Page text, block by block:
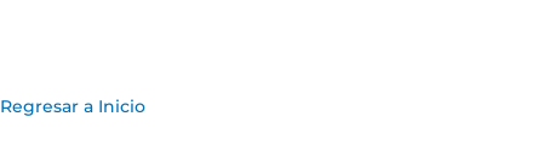
Regresar a Inicio